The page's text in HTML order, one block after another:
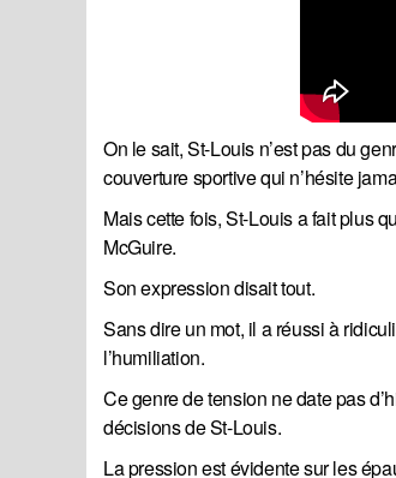
On le sait, St-Louis n’est pas du
couverture sportive qui n’hésite
Mais cette fois, St-Louis a fait plus
McGuire.
Son expression disait tout.
Sans dire un mot, il a réussi à
l’humiliation.
Ce genre de tension ne date pas
décisions de St-Louis.
La pression est évidente sur les